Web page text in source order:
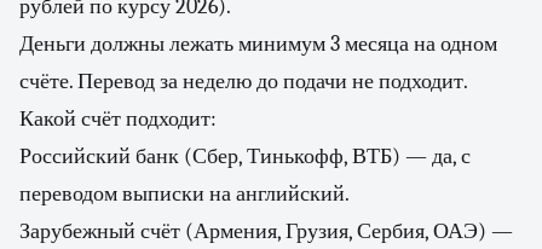
рублей по курсу 2026).
Деньги должны лежать минимум 3 месяца на одном
счёте. Перевод за неделю до подачи не подходит.
Какой счёт подходит:
Российский банк (Сбер, Тинькофф, ВТБ) — да, с
переводом выписки на английский.
Зарубежный счёт (Армения, Грузия, Сербия, ОАЭ) —